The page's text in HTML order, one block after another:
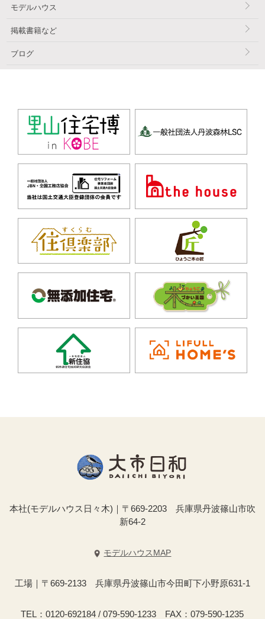
モデルハウス
掲載書籍など
ブログ
本社(モデルハウス日々木)｜〒669-2203 兵庫県丹波篠山市吹
新64-2
モデルハウスMAP
工場｜〒669-2133 兵庫県丹波篠山市今田町下小野原631-1
TEL：0120-692184 / 079-590-1233 FAX：079-590-1235